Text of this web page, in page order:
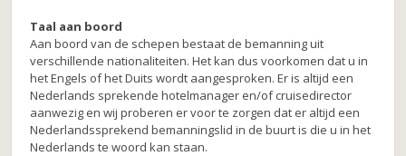
Taal aan boord
Aan boord van de schepen bestaat de bemanning uit
verschillende nationaliteiten. Het kan dus voorkomen dat u in
het Engels of het Duits wordt aangesproken. Er is altijd een
Nederlands sprekende hotelmanager en/of cruisedirector
aanwezig en wij proberen er voor te zorgen dat er altijd een
Nederlandssprekend bemanningslid in de buurt is die u in het
Nederlands te woord kan staan.